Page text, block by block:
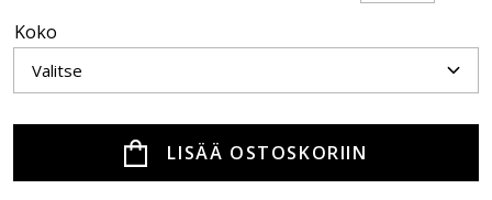
Koko
LISÄÄ OSTOSKORIIN